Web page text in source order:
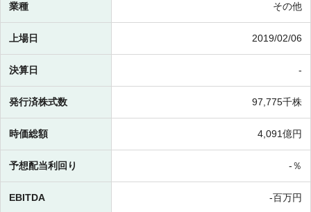
業種 その他
上場日 2019/02/06
決算日 -
発行済株式数 97,775千株
時価総額 4,091億円
予想配当利回り -％
EBITDA -百万円